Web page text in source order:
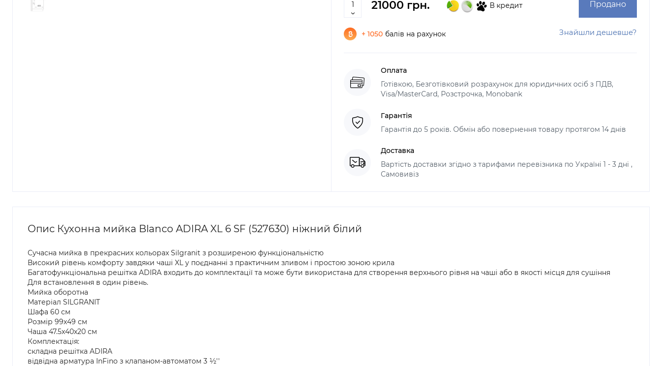
21000 грн. В кредит Продано
+ 1050 балів на рахунок Знайшли дешевше?
Оплата
Готівкою, Безготівковий розрахунок для юридичних осіб з ПДВ,
Visa/MasterCard, Розстрочка, Monobank
Гарантія
Гарантія до 5 років. Обмін або повернення товару протягом 14 днів
Доставка
Вартість доставки згідно з тарифами перевізника по Україні 1 - 3 дні ,
Самовивіз
Опис Кухонна мийка Blanco ADIRA XL 6 SF (527630) ніжний білий
Сучасна мийка в прекрасних кольорах Silgranit з розширеною функціональністю
Високий рівень комфорту завдяки чаші XL у поєднанні з практичним зливом і простою зоною крила
Багатофункціональна решітка ADIRA входить до комплектації та може бути використана для створення верхнього рівня на чаші або в якості місця для сушіння
Для встановлення в один рівень.
Мийка оборотна
Матеріал SILGRANIT
Шафа 60 см
Розмір 99х49 см
Чаша 47.5х40х20 см
Комплектація:
складна решітка ADIRA
відвідна арматура InFino з клапаном-автоматом 3 ½''